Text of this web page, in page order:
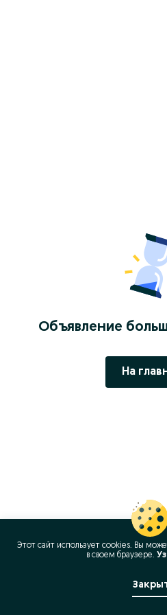
Объявление
На
Этот сайт использует cookies. Вы
в своeм браузере.